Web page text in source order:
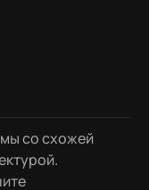
со схожей